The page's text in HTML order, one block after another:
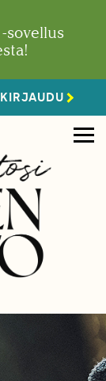
sovellus
KIRJAUDU